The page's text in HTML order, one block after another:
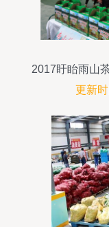
2017盱眙雨山
更新